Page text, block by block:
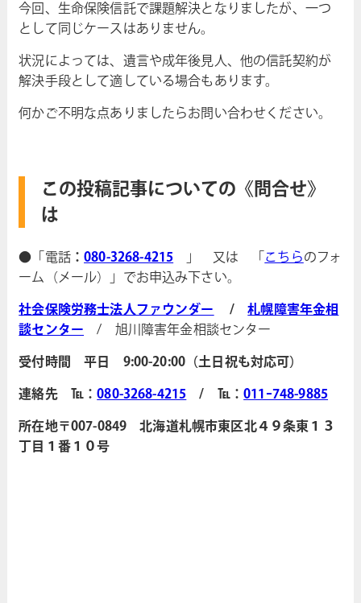
今回、生命保険信託で課題解決となりましたが、一つ
として同じケースはありません。
状況によっては、遺言や成年後見人、他の信託契約が
解決手段として適している場合もあります。
何かご不明な点ありましたらお問い合わせください。
この投稿記事についての《問合せ》
は
●「電話：080-3268-4215 」 又は 「 こちらのフォ
ーム（メール）」でお申込み下さい。
社会保険労務士法人ファウンダー /札幌障害年金相
談センター / 旭川障害年金相談センター
受付時間 平日 9:00-20:00（土日祝も対応可）
連絡先 ℡：080-3268-4215 / ℡：011ｰ748-9885
所在地〒007-0849 北海道札幌市東区北４９条東１３
丁目１番１０号